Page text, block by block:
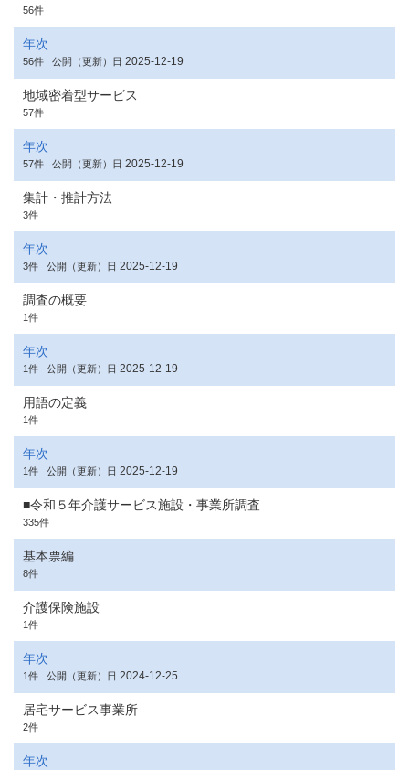
56件
年次
56件 公開（更新）日 2025-12-19
地域密着型サービス
57件
年次
57件 公開（更新）日 2025-12-19
集計・推計方法
3件
年次
3件 公開（更新）日 2025-12-19
調査の概要
1件
年次
1件 公開（更新）日 2025-12-19
用語の定義
1件
年次
1件 公開（更新）日 2025-12-19
■令和５年介護サービス施設・事業所調査
335件
基本票編
8件
介護保険施設
1件
年次
1件 公開（更新）日 2024-12-25
居宅サービス事業所
2件
年次